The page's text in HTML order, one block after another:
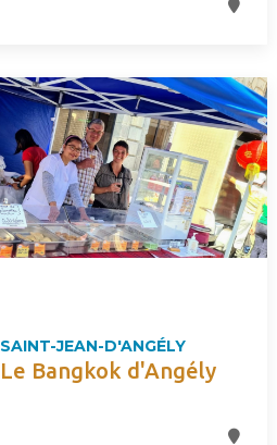
SAINT-JEAN-D'ANGÉLY
Le Bangkok d'Angély